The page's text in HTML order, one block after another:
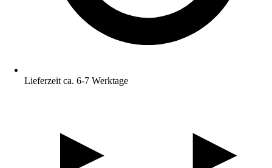
Lieferzeit ca. 6-7 Werktage